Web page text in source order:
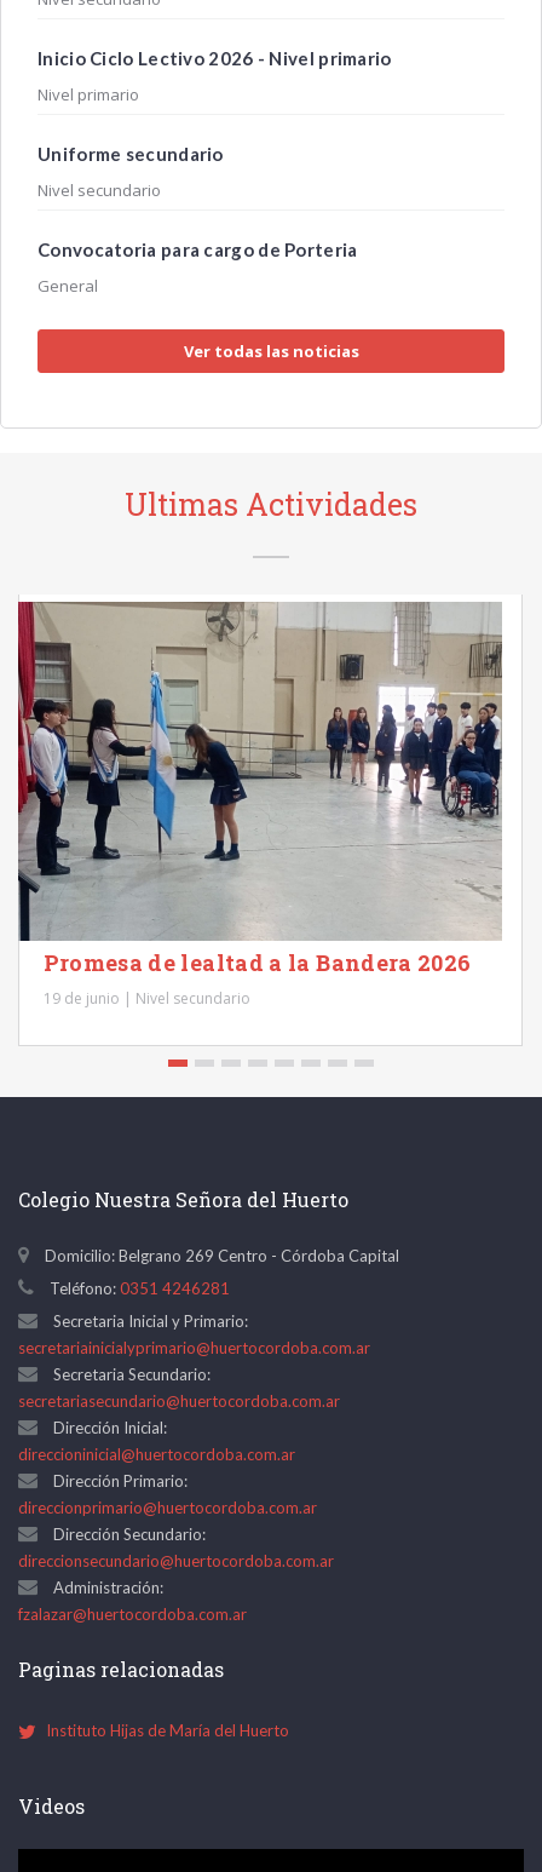
Inicio Ciclo Lectivo 2026 - Nivel primario
Nivel primario
Uniforme secundario
Nivel secundario
Convocatoria para cargo de Porteria
General
Ver todas las noticias
Ultimas Actividades
Promesa de lealtad a la Bandera 2026
19 de junio | Nivel secundario
Colegio Nuestra Señora del Huerto
Domicilio: Belgrano 269 Centro - Córdoba Capital
Teléfono:0351 4246281
Secretaria Inicial y Primario:
secretariainicialyprimario@huertocordoba.com.ar
Secretaria Secundario:
secretariasecundario@huertocordoba.com.ar
Dirección Inicial:
direccioninicial@huertocordoba.com.ar
Dirección Primario:
direccionprimario@huertocordoba.com.ar
Dirección Secundario:
direccionsecundario@huertocordoba.com.ar
Administración:
fzalazar@huertocordoba.com.ar
Paginas relacionadas
Instituto Hijas de María del Huerto
Videos